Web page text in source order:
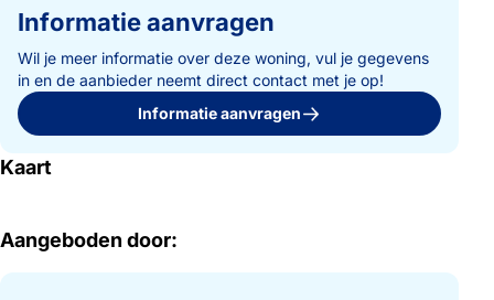
Informatie aanvragen
Wil je meer informatie over deze woning, vul je gegevens
in en de aanbieder neemt direct contact met je op!
Informatie aanvragen
Kaart
Aangeboden door: